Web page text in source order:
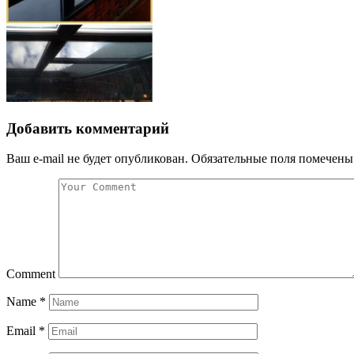
Добавить комментарий
Ваш e-mail не будет опубликован. Обязательные поля
Comment
Name *
Email *